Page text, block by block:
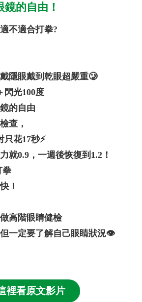
的自由！
不適合打拳?
隱眼戴到乾眼超嚴重🥲
閃光100度
的自由
查，
花17秒⚡️
就0.9，一週後恢復到1.2！
拳
！
高階眼睛健檢
一定要了解自己眼睛狀況👁️
裡看原文影片